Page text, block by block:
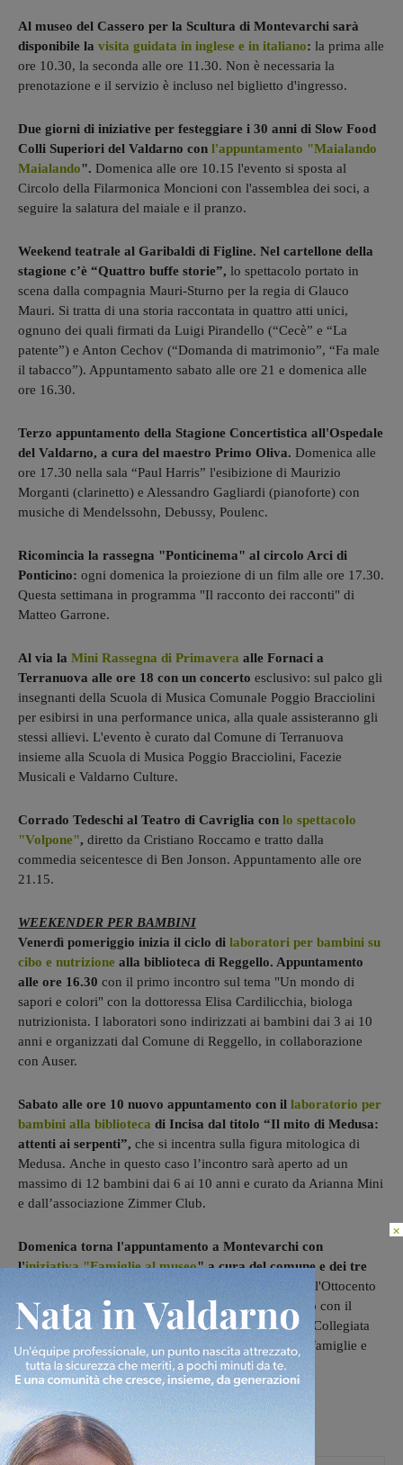
Al museo del Cassero per la Scultura di Montevarchi sarà
disponibile la visita guidata in inglese e in italiano: la prima alle
ore 10.30, la seconda alle ore 11.30. Non è necessaria la
prenotazione e il servizio è incluso nel biglietto d'ingresso.
Due giorni di iniziative per festeggiare i 30 anni di Slow Food
Colli Superiori del Valdarno con l'appuntamento "Maialando
Maialando". Domenica alle ore 10.15 l'evento si sposta al
Circolo della Filarmonica Moncioni con l'assemblea dei soci, a
seguire la salatura del maiale e il pranzo.
Weekend teatrale al Garibaldi di Figline. Nel cartellone della
stagione c’è “Quattro buffe storie”, lo spettacolo portato in
scena dalla compagnia Mauri-Sturno per la regia di Glauco
Mauri. Si tratta di una storia raccontata in quattro atti unici,
ognuno dei quali firmati da Luigi Pirandello (“Cecè” e “La
patente”) e Anton Cechov (“Domanda di matrimonio”, “Fa male
il tabacco”). Appuntamento sabato alle ore 21 e domenica alle
ore 16.30.
Terzo appuntamento della Stagione Concertistica all'Ospedale
del Valdarno, a cura del maestro Primo Oliva. Domenica alle
ore 17.30 nella sala “Paul Harris” l'esibizione di Maurizio
Morganti (clarinetto) e Alessandro Gagliardi (pianoforte) con
musiche di Mendelssohn, Debussy, Poulenc.
Ricomincia la rassegna "Ponticinema" al circolo Arci di
Ponticino: ogni domenica la proiezione di un film alle ore 17.30.
Questa settimana in programma "Il racconto dei racconti" di
Matteo Garrone.
Al via la Mini Rassegna di Primavera alle Fornaci a
Terranuova alle ore 18 con un concerto esclusivo: sul palco gli
insegnanti della Scuola di Musica Comunale Poggio Bracciolini
per esibirsi in una performance unica, alla quale assisteranno gli
stessi allievi. L'evento è curato dal Comune di Terranuova
insieme alla Scuola di Musica Poggio Bracciolini, Facezie
Musicali e Valdarno Culture.
Corrado Tedeschi al Teatro di Cavriglia con lo spettacolo
"Volpone", diretto da Cristiano Roccamo e tratto dalla
commedia seicentesce di Ben Jonson. Appuntamento alle ore
21.15.
WEEKENDER PER BAMBINI
Venerdì pomeriggio inizia il ciclo di laboratori per bambini su
cibo e nutrizione alla biblioteca di Reggello. Appuntamento
alle ore 16.30 con il primo incontro sul tema "Un mondo di
sapori e colori" con la dottoressa Elisa Cardilicchia, biologa
nutrizionista. I laboratori sono indirizzati ai bambini dai 3 ai 10
anni e organizzati dal Comune di Reggello, in collaborazione
con Auser.
Sabato alle ore 10 nuovo appuntamento con il laboratorio per
bambini alla biblioteca di Incisa dal titolo “Il mito di Medusa:
attenti ai serpenti”, che si incentra sulla figura mitologica di
Medusa. Anche in questo caso l’incontro sarà aperto ad un
massimo di 12 bambini dai 6 ai 10 anni e curato da Arianna Mini
e dall’associazione Zimmer Club.
Domenica torna l'appuntamento a Montevarchi con
l'iniziativa "Famiglie al museo" a cura del comune e dei tre
Il Cassero per la scultura italiana dell'Ottocento
e del Novecento, l’Accademia Valdarnese del Poggio con il
Museo Paleontologico e il Museo d’Arte Sacra della Collegiata
San Lorenzo. Laboratori gratuiti e visite guidate per famiglie e
bambini.A questo link tutti i dettaglie il programma.
×